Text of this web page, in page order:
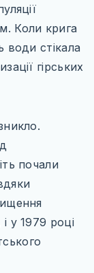
Коли крига
води стікала
гірських
почали
у 1979 році